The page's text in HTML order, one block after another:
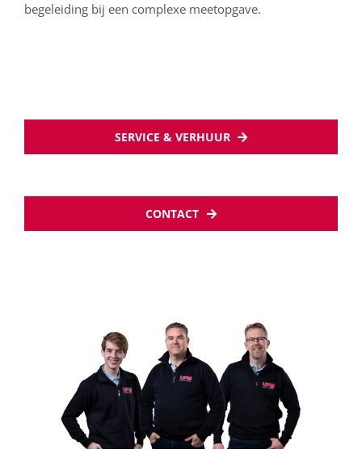
begeleiding bij een complexe meetopgave.
SERVICE & VERHUUR
CONTACT